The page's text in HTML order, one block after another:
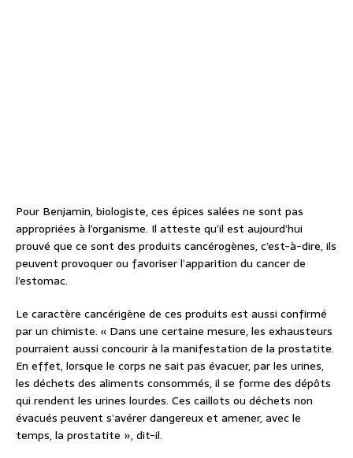
Pour Benjamin, biologiste, ces épices salées ne sont pas
appropriées à l’organisme. Il atteste qu’il est aujourd’hui
prouvé que ce sont des produits cancérogènes, c’est-à-dire, ils
peuvent provoquer ou favoriser l’apparition du cancer de
l’estomac.
Le caractère cancérigène de ces produits est aussi confirmé
par un chimiste. « Dans une certaine mesure, les exhausteurs
pourraient aussi concourir à la manifestation de la prostatite.
En effet, lorsque le corps ne sait pas évacuer, par les urines,
les déchets des aliments consommés, il se forme des dépôts
qui rendent les urines lourdes. Ces caillots ou déchets non
évacués peuvent s’avérer dangereux et amener, avec le
temps, la prostatite », dit-il.